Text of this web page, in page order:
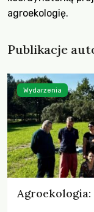
agroekologię.
Publikacje
Wydarzenia